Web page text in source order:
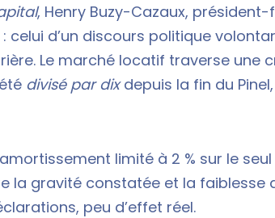
, Henry Buzy-Cazaux,
celui d’un discours politique
Le marché locatif traverse une
divisé par dixdepuis la fin du Pinel
limité à 2 % sur le
la gravité constatée et la faiblesse
peu d’effet réel.